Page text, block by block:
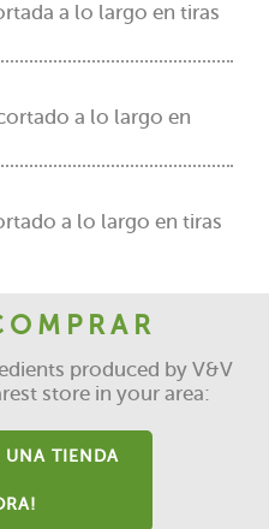
a lo largo en tiras
a lo largo en
a lo largo en tiras
produced by V&V
store in your area:
UNA TIENDA